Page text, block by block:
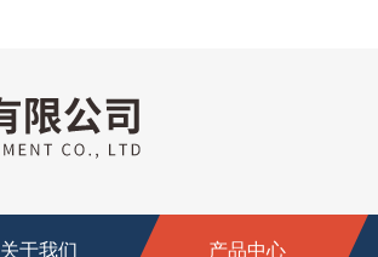
关于我们 产品中心